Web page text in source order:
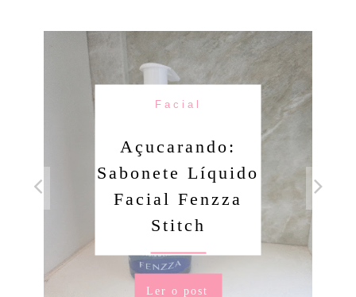
Facial
Açucarando:
Sabonete Líquido
Facial Fenzza
Stitch
Ler o post